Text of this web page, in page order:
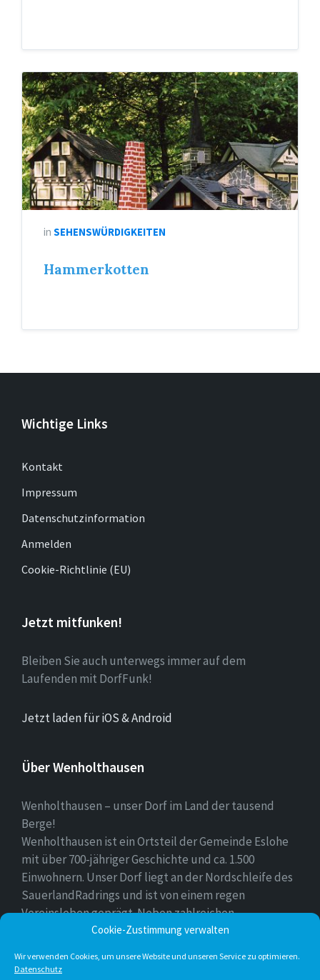
Cookie-Zustimmung verwalten
Wir verwenden Cookies, um unsere Website und unseren Service zu optimieren.
Datenschutz
in SEHENSWÜRDIGKEITEN
Hammerkotten
Wichtige Links
Kontakt
Impressum
Datenschutzinformation
Anmelden
Cookie-Richtlinie (EU)
Jetzt mitfunken!
Bleiben Sie auch unterwegs immer auf dem
Laufenden mit DorfFunk!
Jetzt laden für iOS & Android
Über Wenholthausen
Wenholthausen – unser Dorf im Land der tausend
Berge!
Wenholthausen ist ein Ortsteil der Gemeinde Eslohe
mit über 700-jähriger Geschichte und ca. 1.500
Einwohnern. Unser Dorf liegt an der Nordschleife des
SauerlandRadrings und ist von einem regen
Vereinsleben geprägt. Neben zahlreichen
Freizeitmöglichkeiten ist unser Ort für sein